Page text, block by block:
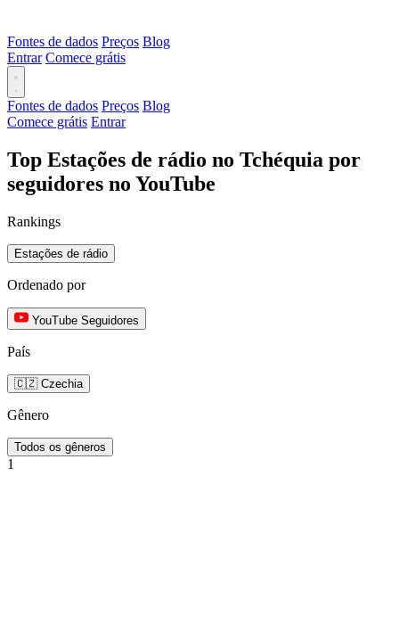
Fontes de dados Preços Blog
Entrar Comece grátis
Fontes de dados Preços Blog
Comece grátis Entrar
Top Estações de rádio no Tchéquia por
seguidores no YouTube
Rankings
Estações de rádio
Ordenado por
YouTube Seguidores
País
🇨🇿 Czechia
Gênero
Todos os gêneros
1